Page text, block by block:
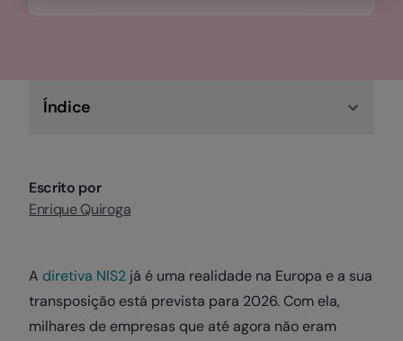
Índice
Escrito por
Enrique Quiroga
A diretiva NIS2 já é uma realidade na Europa e a sua
transposição está prevista para 2026. Com ela,
milhares de empresas que até agora não eram